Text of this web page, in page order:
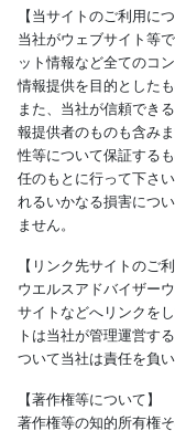
【当サイトのご利用につ
当社がウェブサイト等
ット情報など全てのコ
情報提供を目的とした
また、当社が信頼でき
報提供者のものも含み
性等について保証する
任のもとに行って下さ
れるいかなる損害につ
ません。
【リンク先サイトのご
ウエルスアドバイザー
サイトなどへリンクを
トは当社が管理運営す
ついて当社は責任を負い
【著作権等について】
著作権等の知的所有権